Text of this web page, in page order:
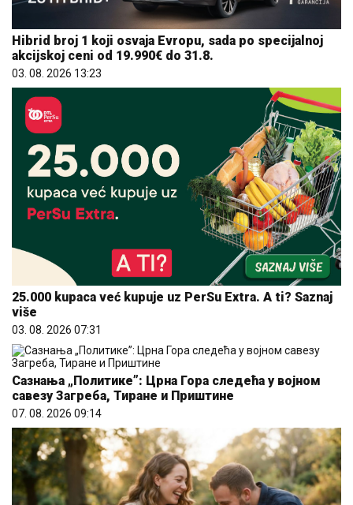
Hibrid broj 1 koji osvaja Evropu, sada po specijalnoj
akcijskoj ceni od 19.990€ do 31.8.
03. 08. 2026 13:23
25.000 kupaca već kupuje uz PerSu Extra. A ti? Saznaj
više
03. 08. 2026 07:31
Сазнања „Политике”: Црна Гора следећа у војном
савезу Загреба, Тиране и Приштине
07. 08. 2026 09:14